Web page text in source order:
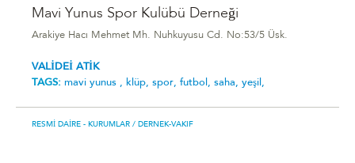
Mavi Yunus Spor Kulübü Derneği
Arakiye Hacı Mehmet Mh. Nuhkuyusu Cd. No:53/5 Üsk.
VALİDEİ ATİK
TAGS: mavi yunus , klüp, spor, futbol, saha, yeşil,
RESMI DAIRE - KURUMLAR / DERNEK-VAKIF